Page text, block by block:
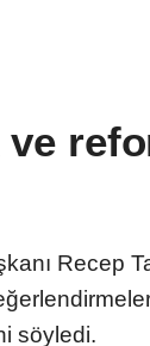
ve
Recep
söyledi.